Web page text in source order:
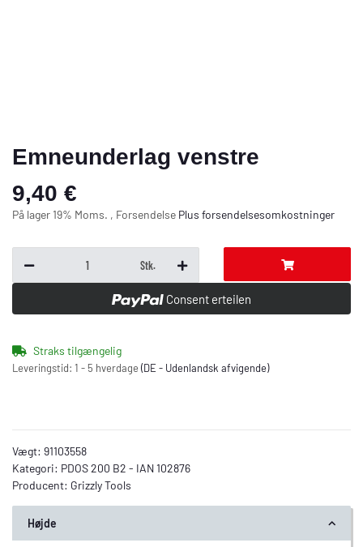
Emneunderlag venstre
9,40 €
På lager 19% Moms. , Forsendelse Plus forsendelsesomkostninger
Stk.
Consent erteilen
Straks tilgængelig
Leveringstid: 1 - 5 hverdage (DE - Udenlandsk afvigende)
Vægt: 91103558
Kategori: PDOS 200 B2 - IAN 102876
Producent: Grizzly Tools
Højde